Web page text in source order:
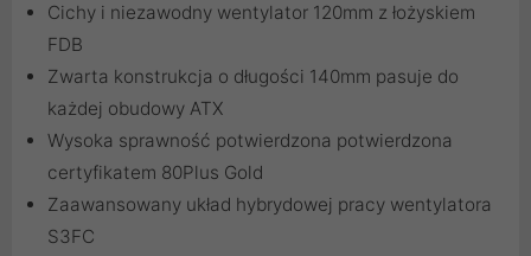
Cichy i niezawodny wentylator 120mm z łożyskiem
FDB
Zwarta konstrukcja o długości 140mm pasuje do
każdej obudowy ATX
Wysoka sprawność potwierdzona potwierdzona
certyfikatem 80Plus Gold
Zaawansowany układ hybrydowej pracy wentylatora
S3FC